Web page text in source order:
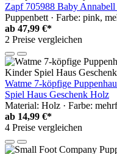
Zapf 705988 Baby
Puppenbett · Farbe: pink,
ab 47,99 €*
2 Preise vergleichen
Watme 7-köpfige
Spiel Haus Geschenk Holz
Material: Holz · Farbe:
ab 14,99 €*
4 Preise vergleichen